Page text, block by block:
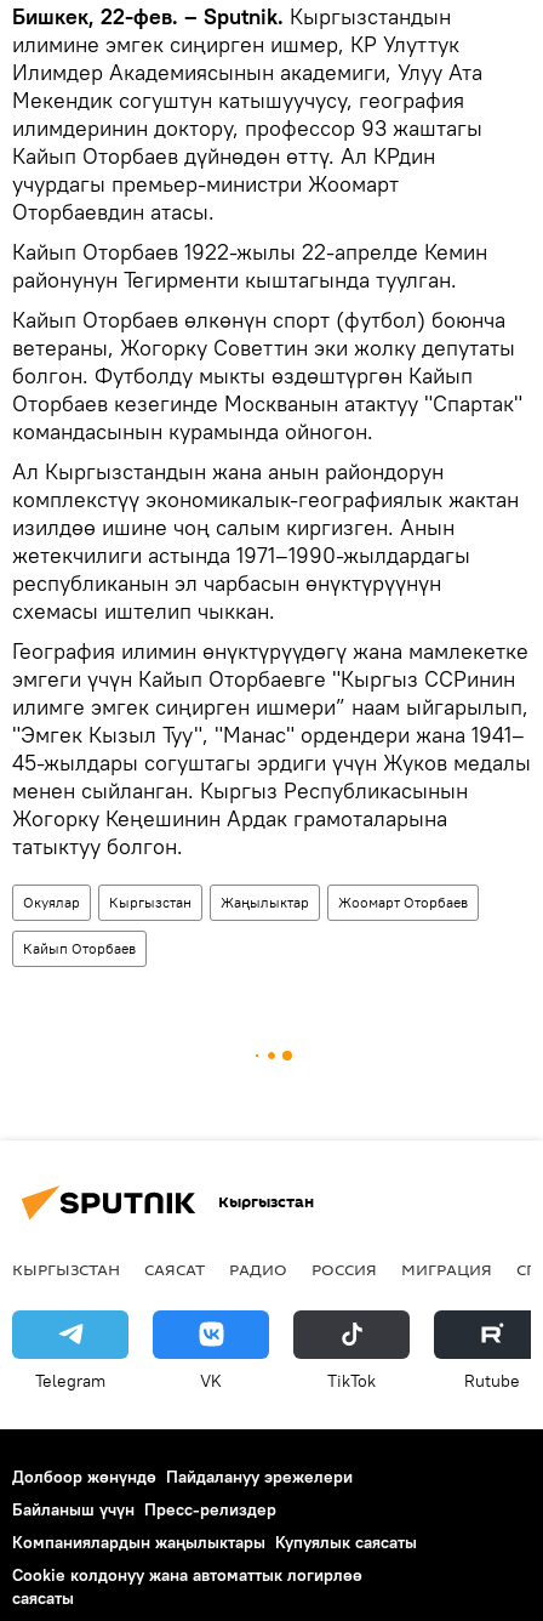
Бишкек, 22-фев. – Sputnik. Кыргызстандын
илимине эмгек сиңирген ишмер, КР Улуттук
Илимдер Академиясынын академиги, Улуу Ата
Мекендик согуштун катышуучусу, география
илимдеринин доктору, профессор 93 жаштагы
Кайып Оторбаев дүйнөдөн өттү. Ал КРдин
учурдагы премьер-министри Жоомарт
Оторбаевдин атасы.
Кайып Оторбаев 1922-жылы 22-апрелде Кемин
районунун Тегирменти кыштагында туулган.
Кайып Оторбаев өлкөнүн спорт (футбол) боюнча
ветераны, Жогорку Советтин эки жолку депутаты
болгон. Футболду мыкты өздөштүргөн Кайып
Оторбаев кезегинде Москванын атактуу "Спартак"
командасынын курамында ойногон.
Ал Кыргызстандын жана анын райондорун
комплекстүү экономикалык-географиялык жактан
изилдөө ишине чоң салым киргизген. Анын
жетекчилиги астында 1971–1990-жылдардагы
республиканын эл чарбасын өнүктүрүүнүн
схемасы иштелип чыккан.
География илимин өнүктүрүүдөгү жана мамлекетке
эмгеги үчүн Кайып Оторбаевге "Кыргыз ССРинин
илимге эмгек сиңирген ишмери” наам ыйгарылып,
"Эмгек Кызыл Туу", "Манас" ордендери жана 1941–
45-жылдары согуштагы эрдиги үчүн Жуков медалы
менен сыйланган. Кыргыз Республикасынын
Жогорку Кеңешинин Ардак грамоталарына
татыктуу болгон.
Окуялар Кыргызстан Жаңылыктар Жоомарт Оторбаев
Кайып Оторбаев
Кыргызстан
КЫРГЫЗСТАН САЯСАТ РАДИО РОССИЯ МИГРАЦИЯ
Telegram VK ТikТоk Rutube
Долбоор жөнүндө Пайдалануу эрежелери
Байланыш үчүн Пресс-релиздер
Компаниялардын жаңылыктары Купуялык саясаты
Cookie колдонуу жана автоматтык логирлөө
саясаты